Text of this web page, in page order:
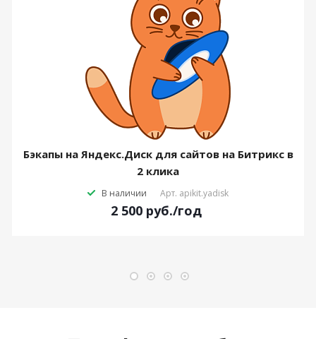
Бэкапы на Яндекс.Диск для сайтов на Битрикс в
2 клика
В наличии Арт. apikit.yadisk
2 500 руб./год